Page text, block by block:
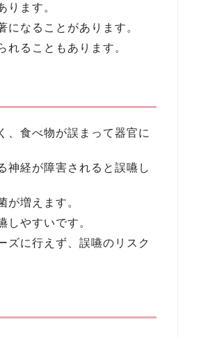
ります。
なることがあります。
ることもあります。
、食べ物が誤まって器官に
神経が障害されると誤嚥し
が増えます。
やすいです。
ズに行えず、誤嚥のリスク